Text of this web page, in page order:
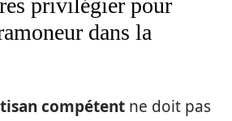
dans la
compétent ne doit pas